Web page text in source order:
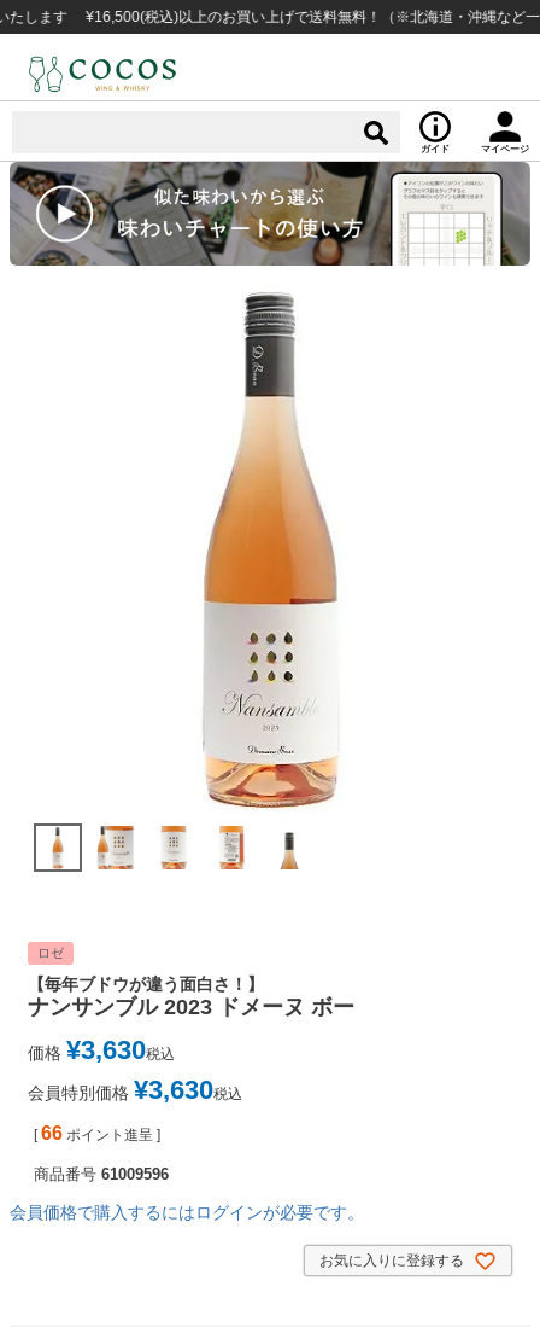
¥16,500(税込)以上のお買い上げで送料無料！（※北海道・沖縄など一部例外
ガイド マイページ
ロゼ
【毎年ブドウが違う面白さ！】
ナンサンブル 2023 ドメーヌ ボー
価格 ¥3,630税込
会員特別価格 ¥3,630税込
[ 66 ポイント進呈 ]
商品番号 61009596
会員価格で購入するにはログインが必要です。
お気に入りに登録する